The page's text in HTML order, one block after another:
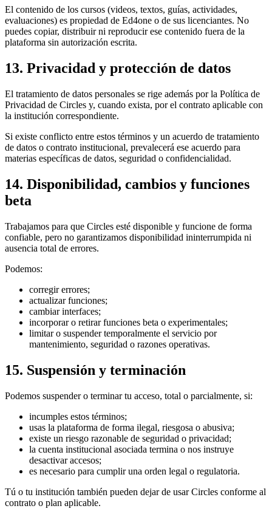
El contenido de los cursos (videos, textos, guías, actividades,
evaluaciones) es propiedad de Ed4one o de sus licenciantes. No
puedes copiar, distribuir ni reproducir ese contenido fuera de la
plataforma sin autorización escrita.
13. Privacidad y protección de datos
El tratamiento de datos personales se rige además por la Política de
Privacidad de Circles y, cuando exista, por el contrato aplicable con
la institución correspondiente.
Si existe conflicto entre estos términos y un acuerdo de tratamiento
de datos o contrato institucional, prevalecerá ese acuerdo para
materias específicas de datos, seguridad o confidencialidad.
14. Disponibilidad, cambios y funciones
beta
Trabajamos para que Circles esté disponible y funcione de forma
confiable, pero no garantizamos disponibilidad ininterrumpida ni
ausencia total de errores.
Podemos:
corregir errores;
actualizar funciones;
cambiar interfaces;
incorporar o retirar funciones beta o experimentales;
limitar o suspender temporalmente el servicio por
mantenimiento, seguridad o razones operativas.
15. Suspensión y terminación
Podemos suspender o terminar tu acceso, total o parcialmente, si:
incumples estos términos;
usas la plataforma de forma ilegal, riesgosa o abusiva;
existe un riesgo razonable de seguridad o privacidad;
la cuenta institucional asociada termina o nos instruye
desactivar accesos;
es necesario para cumplir una orden legal o regulatoria.
Tú o tu institución también pueden dejar de usar Circles conforme al
contrato o plan aplicable.